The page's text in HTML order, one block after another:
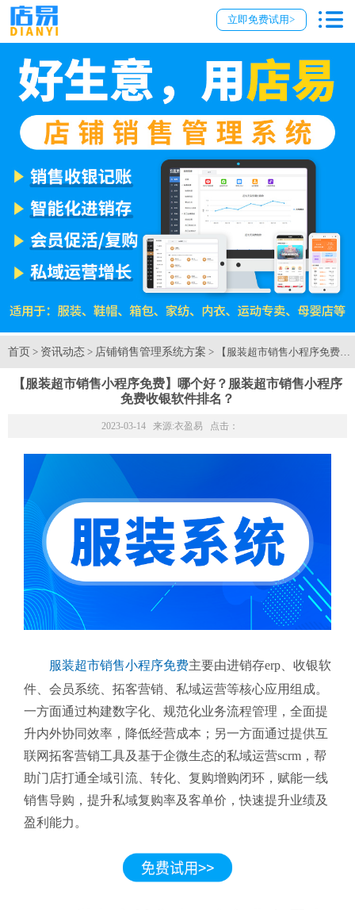
立即免费试用>
首页 > 资讯动态 > 店铺销售管理系统方案 > 【服装超市销售小程序免费
【服装超市销售小程序免费】哪个好？服装超市销售小程序
免费收银软件排名？
2023-03-14 来源:衣盈易 点击：
服装超市销售小程序免费主要由进销存erp、收银软
件、会员系统、拓客营销、私域运营等核心应用组成。
一方面通过构建数字化、规范化业务流程管理，全面提
升内外协同效率，降低经营成本；另一方面通过提供互
联网拓客营销工具及基于企微生态的私域运营scrm，帮
助门店打通全域引流、转化、复购增购闭环，赋能一线
销售导购，提升私域复购率及客单价，快速提升业绩及
盈利能力。